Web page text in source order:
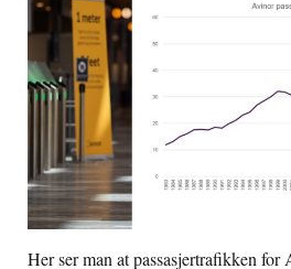
Her ser man at passasjertrafikken